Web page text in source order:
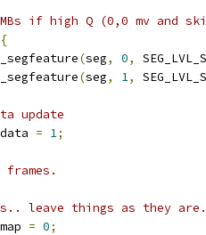
if high Q (0,0 mv and
{
(seg, 0,
(seg, 1,
update
= 1;
leave things as they are.
= 0;